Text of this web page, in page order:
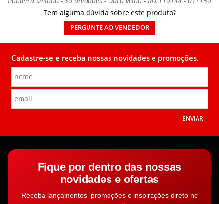
Tem alguma dúvida sobre este produto?
PERGUNTE AO VENDEDOR
Cadastre-se e receba nossas novidades e promoções.
ENVIAR
Fique por dentro das nossas
novidades e ofertas
Receba lançamentos, promoções e inspirações direto no